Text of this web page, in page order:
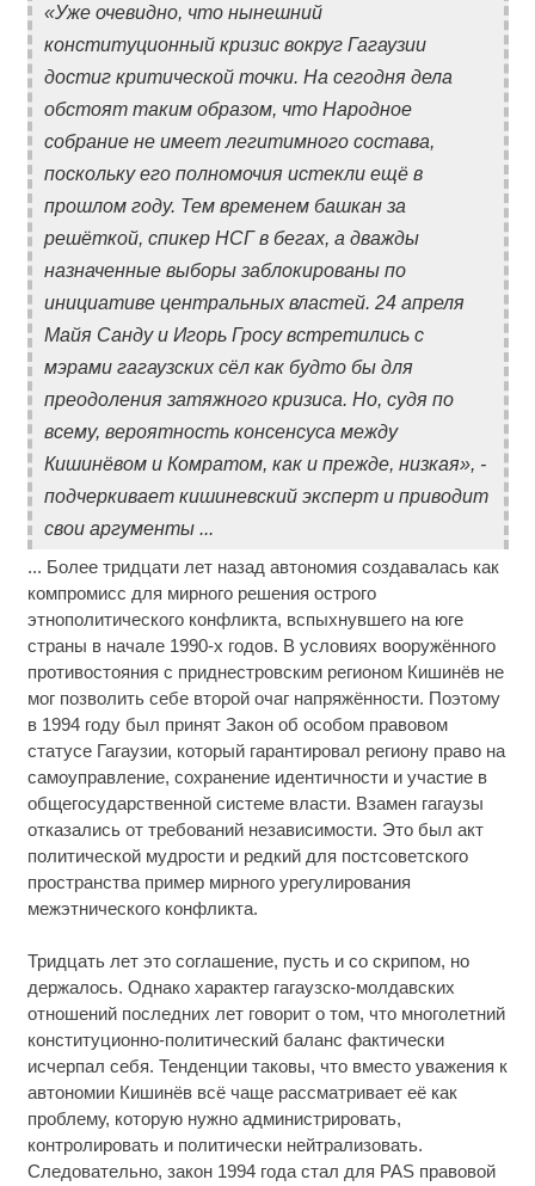
«Уже очевидно, что нынешний
конституционный кризис вокруг Гагаузии
достиг критической точки. На сегодня дела
обстоят таким образом, что Народное
собрание не имеет легитимного состава,
поскольку его полномочия истекли ещё в
прошлом году. Тем временем башкан за
решёткой, спикер НСГ в бегах, а дважды
назначенные выборы заблокированы по
инициативе центральных властей. 24 апреля
Майя Санду и Игорь Гросу встретились с
мэрами гагаузских сёл как будто бы для
преодоления затяжного кризиса. Но, судя по
всему, вероятность консенсуса между
Кишинёвом и Комратом, как и прежде, низкая», -
подчеркивает кишиневский эксперт и приводит
свои аргументы ...
... Более тридцати лет назад автономия создавалась как
компромисс для мирного решения острого
этнополитического конфликта, вспыхнувшего на юге
страны в начале 1990-х годов. В условиях вооружённого
противостояния с приднестровским регионом Кишинёв не
мог позволить себе второй очаг напряжённости. Поэтому
в 1994 году был принят Закон об особом правовом
статусе Гагаузии, который гарантировал региону право на
самоуправление, сохранение идентичности и участие в
общегосударственной системе власти. Взамен гагаузы
отказались от требований независимости. Это был акт
политической мудрости и редкий для постсоветского
пространства пример мирного урегулирования
межэтнического конфликта.
Тридцать лет это соглашение, пусть и со скрипом, но
держалось. Однако характер гагаузско-молдавских
отношений последних лет говорит о том, что многолетний
конституционно-политический баланс фактически
исчерпал себя. Тенденции таковы, что вместо уважения к
автономии Кишинёв всё чаще рассматривает её как
проблему, которую нужно администрировать,
контролировать и политически нейтрализовать.
Следовательно, закон 1994 года стал для PAS правовой